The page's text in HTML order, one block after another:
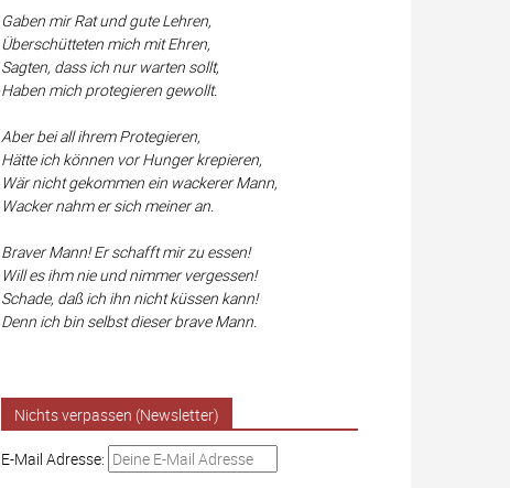
Gaben mir Rat und gute Lehren,
Überschütteten mich mit Ehren,
Sagten, dass ich nur warten sollt,
Haben mich protegieren gewollt.
Aber bei all ihrem Protegieren,
Hätte ich können vor Hunger krepieren,
Wär nicht gekommen ein wackerer Mann,
Wacker nahm er sich meiner an.
Braver Mann! Er schafft mir zu essen!
Will es ihm nie und nimmer vergessen!
Schade, daß ich ihn nicht küssen kann!
Denn ich bin selbst dieser brave Mann.
Nichts verpassen (Newsletter)
E-Mail Adresse: